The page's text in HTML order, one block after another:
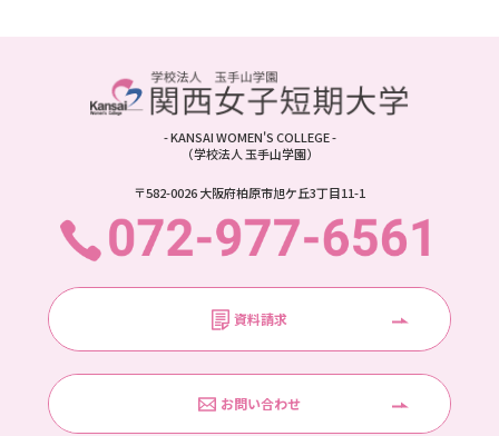
- KANSAI WOMEN'S COLLEGE -
（学校法人 玉手山学園）
〒582-0026 大阪府柏原市旭ケ丘3丁目11-1
資料請求
お問い合わせ